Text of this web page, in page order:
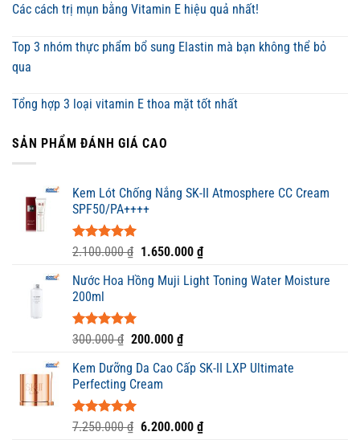
Các cách trị mụn bằng Vitamin E hiệu quả nhất!
Top 3 nhóm thực phẩm bổ sung Elastin mà bạn không thể bỏ
qua
Tổng hợp 3 loại vitamin E thoa mặt tốt nhất
SẢN PHẨM ĐÁNH GIÁ CAO
Kem Lót Chống Nắng SK-II Atmosphere CC Cream
SPF50/PA++++
Được xếp
5 sao
2.100.000₫ Giá
là:
1.650.000 ₫Giá
tại
Nước Hoa Hồng Muji Light Toning Water Moisture
200ml
Được xếp
5.00
5 sao
300.000₫ Giá
là:
300.000 ₫.
200.000 ₫Giá
tại
Kem Dưỡng Da Cao Cấp SK-II LXP Ultimate
Perfecting Cream
Được xếp
7.250.000₫ Giá
6.200.000 ₫Giá